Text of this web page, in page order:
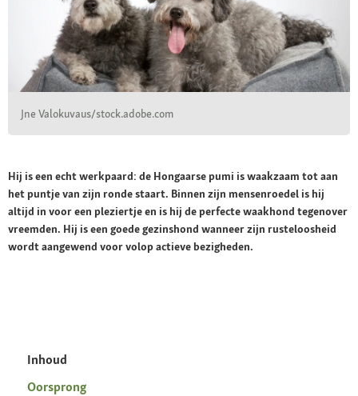
Jne Valokuvaus/stock.adobe.com
Hij is een echt werkpaard: de Hongaarse pumi is waakzaam tot aan
het puntje van zijn ronde staart. Binnen zijn mensenroedel is hij
altijd in voor een pleziertje en is hij de perfecte waakhond tegenover
vreemden. Hij is een goede gezinshond wanneer zijn rusteloosheid
wordt aangewend voor volop actieve bezigheden.
Inhoud
Oorsprong